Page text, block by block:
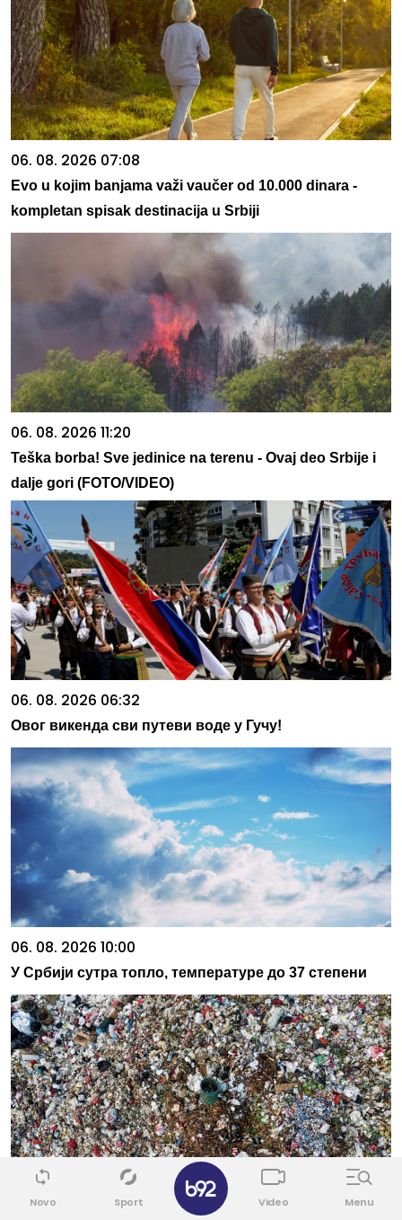
06. 08. 2026 07:08
Evo u kojim banjama važi vaučer od 10.000 dinara -
kompletan spisak destinacija u Srbiji
06. 08. 2026 11:20
Teška borba! Sve jedinice na terenu - Ovaj deo Srbije i
dalje gori (FOTO/VIDEO)
06. 08. 2026 06:32
Овог викенда сви путеви воде у Гучу!
06. 08. 2026 10:00
У Србији сутра топло, температуре до 37 степени
06. 08. 2026 11:00
Novo Sport Video Menu
✕